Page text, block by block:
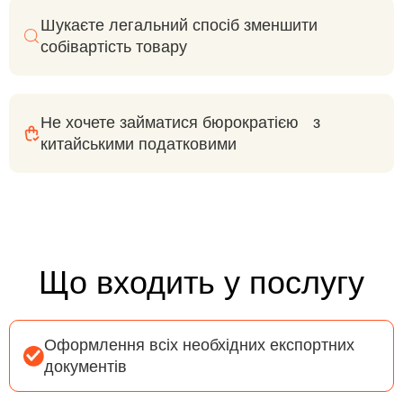
Шукаєте легальний спосіб зменшити
собівартість товару
Не хочете займатися бюрократією з
китайськими податковими
Що входить у послугу
Оформлення всіх необхідних експортних
документів